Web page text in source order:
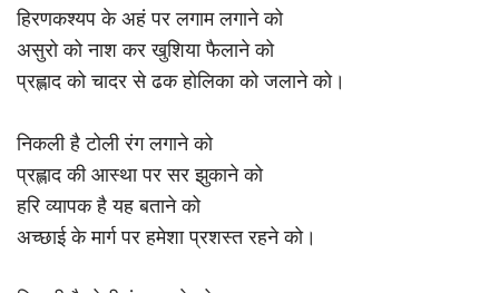
हिरणकश्यप के अहं पर लगाम लगाने को
असुरो को नाश कर खुशिया फैलाने को
प्रह्लाद को चादर से ढक होलिका को जलाने को।
निकली है टोली रंग लगाने को
प्रह्लाद की आस्था पर सर झुकाने को
हरि व्यापक है यह बताने को
अच्छाई के मार्ग पर हमेशा प्रशस्त रहने को।